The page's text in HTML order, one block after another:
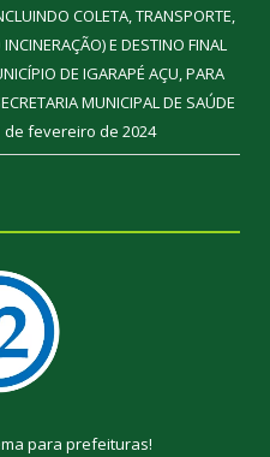
COLETA, TRANSPORTE,
E DESTINO FINAL
DE IGARAPÉ AÇU, PARA
MUNICIPAL DE SAÚDE
de fevereiro de 2024
para prefeituras!